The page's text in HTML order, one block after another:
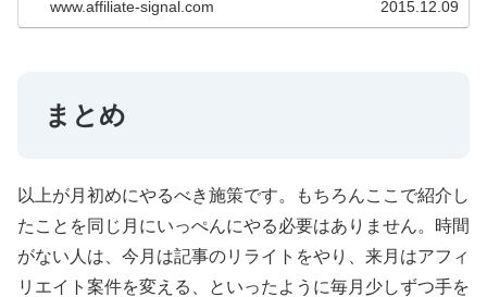
www.affiliate-signal.com 2015.12.09
まとめ
以上が月初めにやるべき施策です。もちろんここで紹介し
たことを同じ月にいっぺんにやる必要はありません。時間
がない人は、今月は記事のリライトをやり、来月はアフィ
リエイト案件を変える、といったように毎月少しずつ手を